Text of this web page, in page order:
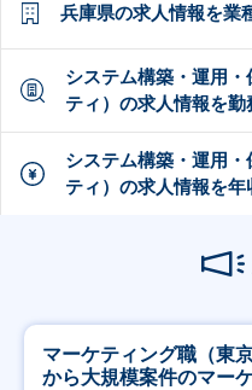
兵庫県の求人情報を業
システム構築・運用
ティ）の求人情報を
システム構築・運用
ティ）の求人情報を年
マーケティング職（東
から大規模案件のマー